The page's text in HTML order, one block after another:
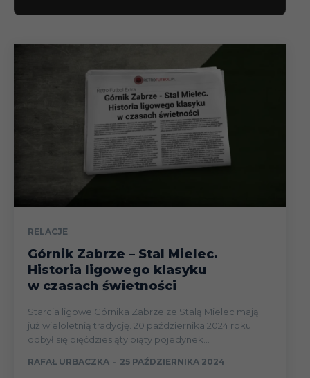
RELACJE
Górnik Zabrze – Stal Mielec.
Historia ligowego klasyku
w czasach świetności
Starcia ligowe Górnika Zabrze ze Stalą Mielec mają
już wieloletnią tradycję. 20 października 2024 roku
odbył się pięćdziesiąty piąty pojedynek...
RAFAŁ URBACZKA - 25 PAŹDZIERNIKA 2024